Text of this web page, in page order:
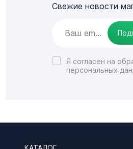
Свежие новости
Я согласен на
персональных